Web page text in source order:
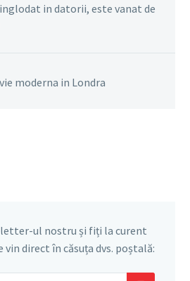
in datorii, este vanat de
moderna in Londra
ul nostru și fiți la curent
direct în căsuța dvs. poștală: